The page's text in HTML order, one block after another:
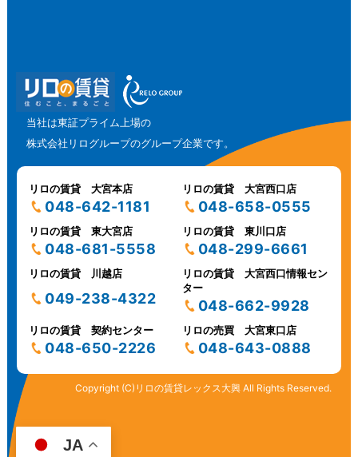
当社は東証プライム上場の
株式会社リログループのグループ企業です。
リロの賃貸 大宮本店
048-642-1181
リロの賃貸 大宮西口店
048-658-0555
リロの賃貸 東大宮店
048-681-5558
リロの賃貸 東川口店
048-299-6661
リロの賃貸 川越店
049-238-4322
リロの賃貸 大宮西口情報セン
ター
048-662-9928
リロの賃貸 契約センター
048-650-2226
リロの売買 大宮東口店
048-643-0888
Copyright (C)リロの賃貸レックス大興 All Rights Reserved.
JA